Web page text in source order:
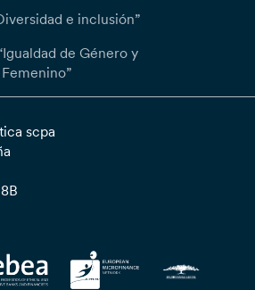
e inclusión”
de Género y
scpa